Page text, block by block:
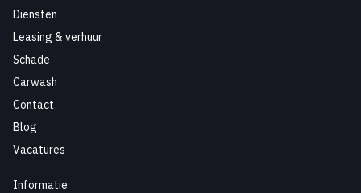
Diensten
Leasing & verhuur
Schade
Carwash
Contact
Blog
Vacatures
Informatie